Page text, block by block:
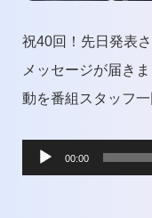
祝40回！先日発表
メッセージが届き
動を番組スタッフ
00:00